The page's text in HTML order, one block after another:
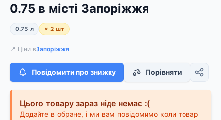
0.75 в місті Запоріжжя
0.75 л × 2 шт
📍 Ціни вЗапоріжжя
Повідомити про знижку Порівняти
Цього товару зараз ніде немає :(
Додайте в обране, і ми вам повідомимо коли товар